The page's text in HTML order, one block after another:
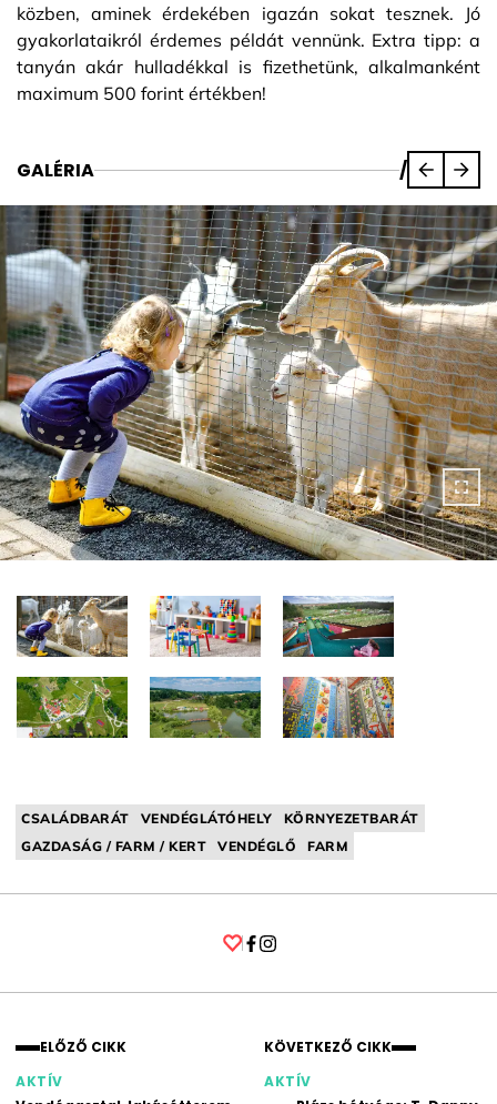
közben, aminek érdekében igazán sokat tesznek. Jó
gyakorlataikról érdemes példát vennünk. Extra tipp: a
tanyán akár hulladékkal is fizethetünk, alkalmanként
maximum 500 forint értékben!
GALÉRIA /
CSALÁDBARÁT VENDÉGLÁTÓHELY
KÖRNYEZETBARÁT
GAZDASÁG / FARM / KERT
VENDÉGLŐ FARM
ELŐZŐ CIKK
AKTÍV
KÖVETKEZŐ CIKK
AKTÍV